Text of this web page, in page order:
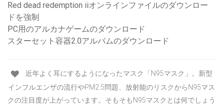
Red dead redemption iiオンラインファイルのダウンロー
ドを強制
PC用のアルカナゲームのダウンロード
スターセット容器2.0アルバムのダウンロード
近年よく耳にするようになったマスク「N95マスク」。新型
インフルエンザの流行やPM2.5問題、放射能のリスクからN95マス
クの注目度が上がっています。そもそもN95マスクとは何でしょう